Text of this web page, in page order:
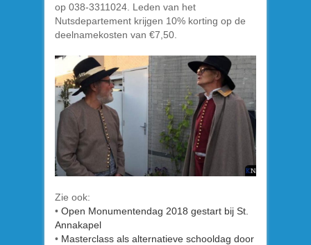
op 038-3311024. Leden van het
Nutsdepartement krijgen 10% korting op de
deelnamekosten van €7,50.
Zie ook:
• Open Monumentendag 2018 gestart bij St.
Annakapel
• Masterclass als alternatieve schooldag door